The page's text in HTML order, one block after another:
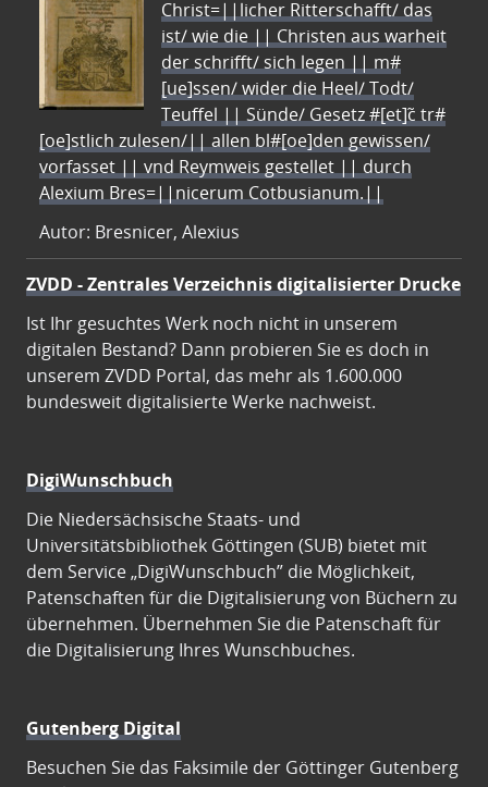
Christ=||licher Ritterschafft/ das
ist/ wie die || Christen aus warheit
der schrifft/ sich legen || m#
[ue]ssen/ wider die Heel/ Todt/
Teuffel || Sünde/ Gesetz #[et]c̃ tr#
[oe]stlich zulesen/|| allen bl#[oe]den gewissen/
vorfasset || vnd Reymweis gestellet || durch
Alexium Bres=||nicerum Cotbusianum.||
Autor: Bresnicer, Alexius
ZVDD - Zentrales Verzeichnis digitalisierter Drucke
Ist Ihr gesuchtes Werk noch nicht in unserem
digitalen Bestand? Dann probieren Sie es doch in
unserem ZVDD Portal, das mehr als 1.600.000
bundesweit digitalisierte Werke nachweist.
DigiWunschbuch
Die Niedersächsische Staats- und
Universitätsbibliothek Göttingen (SUB) bietet mit
dem Service „DigiWunschbuch” die Möglichkeit,
Patenschaften für die Digitalisierung von Büchern zu
übernehmen. Übernehmen Sie die Patenschaft für
die Digitalisierung Ihres Wunschbuches.
Gutenberg Digital
Besuchen Sie das Faksimile der Göttinger Gutenberg